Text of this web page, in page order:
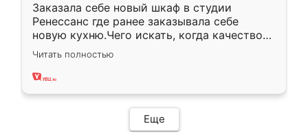
Заказала себе новый шкаф в студии
Ренессанс где ранее заказывала себе
новую кухню.Чего искать, когда качеством
вполне довольна. Служит кухня уже почти
два года, нареканий нет.
Читать полностью
Еще